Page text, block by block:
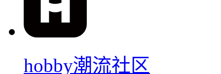
hobby潮流社区